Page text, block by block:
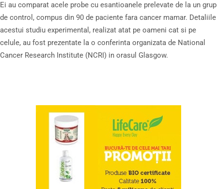
Ei au comparat acele probe cu esantioanele prelevate de la un grup
de control, compus din 90 de paciente fara cancer mamar. Detaliile
acestui studiu experimental, realizat atat pe oameni cat si pe
celule, au fost prezentate la o conferinta organizata de National
Cancer Research Institute (NCRI) in orasul Glasgow.